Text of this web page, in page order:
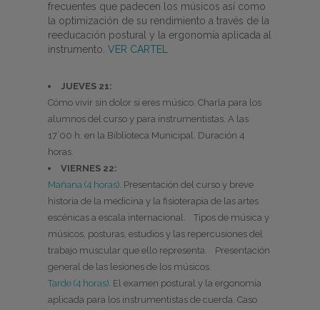
frecuentes que padecen los músicos así como
la optimización de su rendimiento a través de la
reeducación postural y la ergonomía aplicada al
instrumento.VER CARTEL
JUEVES 21:
Cómo vivir sin dolor si eres músico. Charla para los
alumnos del curso y para instrumentistas. A las
17’00 h. en la Biblioteca Municipal. Duración 4
horas.
VIERNES 22:
Mañana (4 horas). Presentación del curso y breve
historia de la medicina y la fisioterapia de las artes
escénicas a escala internacional. Tipos de música y
músicos, posturas, estudios y las repercusiones del
trabajo muscular que ello representa. Presentación
general de las lesiones de los músicos.
Tarde (4 horas). El examen postural y la ergonomía
aplicada para los instrumentistas de cuerda. Caso